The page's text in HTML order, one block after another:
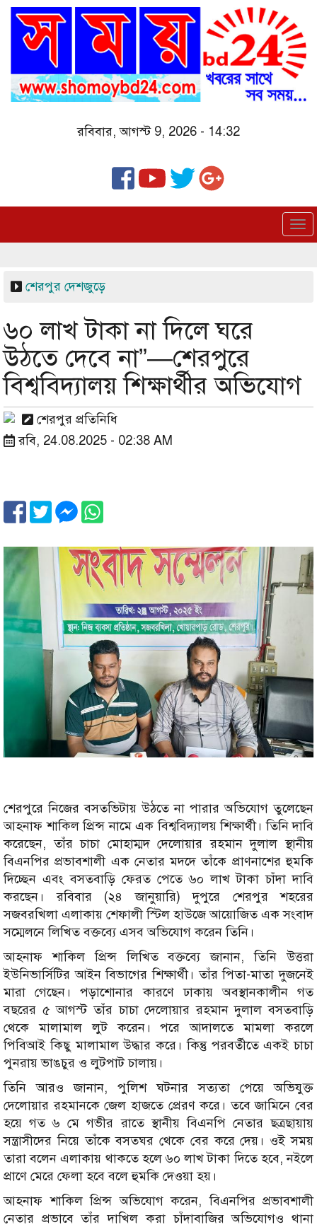
Skip
main
রবিবার, আগস্ট 9, 2026 - 14:32
শেরপুর দেশজুড়ে
৬০ লাখ টাকা না দিলে ঘরে
উঠতে দেবে না”—শেরপুরে
বিশ্ববিদ্যালয় শিক্ষার্থীর অভিযোগ
শেরপুর প্রতিনিধি
রবি, 24.08.2025 - 02:38 AM
Image
শেরপুরে নিজের বসতভিটায় উঠতে না পারার অভিযোগ তুলেছেন
আহনাফ শাকিল প্রিন্স নামে এক বিশ্ববিদ্যালয় শিক্ষার্থী। তিনি দাবি
করেছেন, তাঁর চাচা মোহাম্মদ দেলোয়ার রহমান দুলাল স্থানীয়
বিএনপির প্রভাবশালী এক নেতার মদদে তাঁকে প্রাণনাশের হুমকি
দিচ্ছেন এবং বসতবাড়ি ফেরত পেতে ৬০ লাখ টাকা চাঁদা দাবি
করছেন। রবিবার (২৪ জানুয়ারি) দুপুরে শেরপুর শহরের
সজবরখিলা এলাকায় শেফালী স্টিল হাউজে আয়োজিত এক সংবাদ
সম্মেলনে লিখিত বক্তব্যে এসব অভিযোগ করেন তিনি।
আহনাফ শাকিল প্রিন্স লিখিত বক্তব্যে জানান, তিনি উত্তরা
ইউনিভার্সিটির আইন বিভাগের শিক্ষার্থী। তাঁর পিতা-মাতা দুজনেই
মারা গেছেন। পড়াশোনার কারণে ঢাকায় অবস্থানকালীন গত
বছরের ৫ আগস্ট তাঁর চাচা দেলোয়ার রহমান দুলাল বসতবাড়ি
থেকে মালামাল লুট করেন। পরে আদালতে মামলা করলে
পিবিআই কিছু মালামাল উদ্ধার করে। কিন্তু পরবর্তীতে একই চাচা
পুনরায় ভাঙচুর ও লুটপাট চালায়।
তিনি আরও জানান, পুলিশ ঘটনার সত্যতা পেয়ে অভিযুক্ত
দেলোয়ার রহমানকে জেল হাজতে প্রেরণ করে। তবে জামিনে বের
হয়ে গত ৬ মে গভীর রাতে স্থানীয় বিএনপি নেতার ছত্রছায়ায়
সন্ত্রাসীদের নিয়ে তাঁকে বসতঘর থেকে বের করে দেয়। ওই সময়
তারা বলেন এলাকায় থাকতে হলে ৬০ লাখ টাকা দিতে হবে, নইলে
প্রাণে মেরে ফেলা হবে বলে হুমকি দেওয়া হয়।
আহনাফ শাকিল প্রিন্স অভিযোগ করেন, বিএনপির প্রভাবশালী
নেতার প্রভাবে তাঁর দাখিল করা চাঁদাবাজির অভিযোগও থানা